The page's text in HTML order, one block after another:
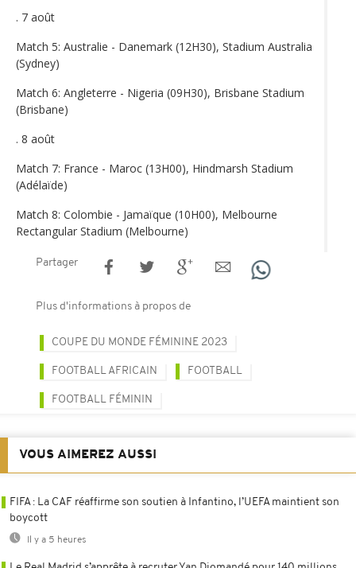
. 7 août
Match 5: Australie - Danemark (12H30), Stadium Australia
(Sydney)
Match 6: Angleterre - Nigeria (09H30), Brisbane Stadium
(Brisbane)
. 8 août
Match 7: France - Maroc (13H00), Hindmarsh Stadium
(Adélaïde)
Match 8: Colombie - Jamaïque (10H00), Melbourne
Rectangular Stadium (Melbourne)
Partager
Plus d'informations à propos de
COUPE DU MONDE FÉMININE 2023
FOOTBALL AFRICAIN FOOTBALL
FOOTBALL FÉMININ
VOUS AIMEREZ AUSSI
FIFA : La CAF réaffirme son soutien à Infantino, l’UEFA maintient son
boycott
Il y a 5 heures